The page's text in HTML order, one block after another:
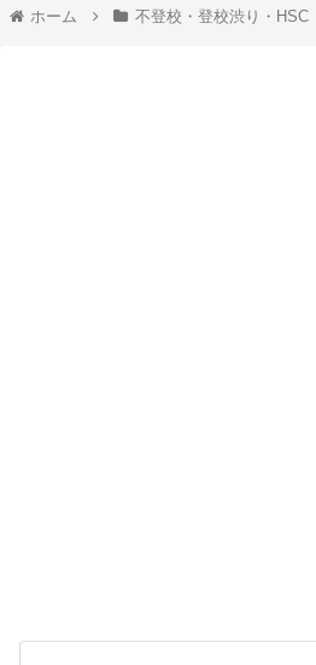
ホーム 不登校・登校渋り・HSC